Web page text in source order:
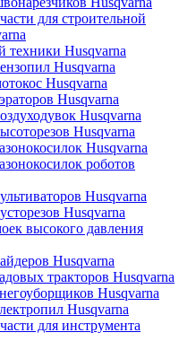
для строительной
техники Husqvarna
Husqvarna
Husqvarna
Husqvarna
Husqvarna
Husqvarna
Husqvarna
роботов
Husqvarna
Husqvarna
высокого давления
Husqvarna
тракторов Husqvarna
Husqvarna
Husqvarna
для инструмента